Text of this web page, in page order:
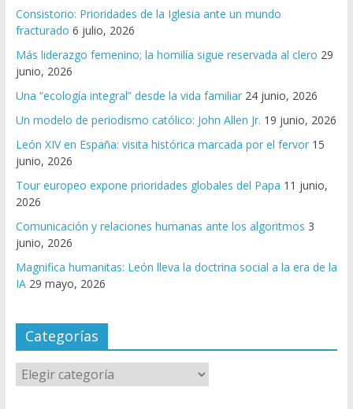
Consistorio: Prioridades de la Iglesia ante un mundo
fracturado 6 julio, 2026
Más liderazgo femenino; la homilía sigue reservada al clero 29
junio, 2026
Una “ecología integral” desde la vida familiar 24 junio, 2026
Un modelo de periodismo católico: John Allen Jr. 19 junio, 2026
León XIV en España: visita histórica marcada por el fervor 15
junio, 2026
Tour europeo expone prioridades globales del Papa 11 junio,
2026
Comunicación y relaciones humanas ante los algoritmos 3
junio, 2026
Magnifica humanitas: León lleva la doctrina social a la era de la
IA 29 mayo, 2026
Categorías